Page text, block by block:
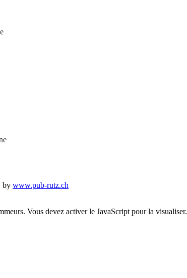
by www.pub-rutz.ch
Vous devez activer le JavaScript pour la visualiser.